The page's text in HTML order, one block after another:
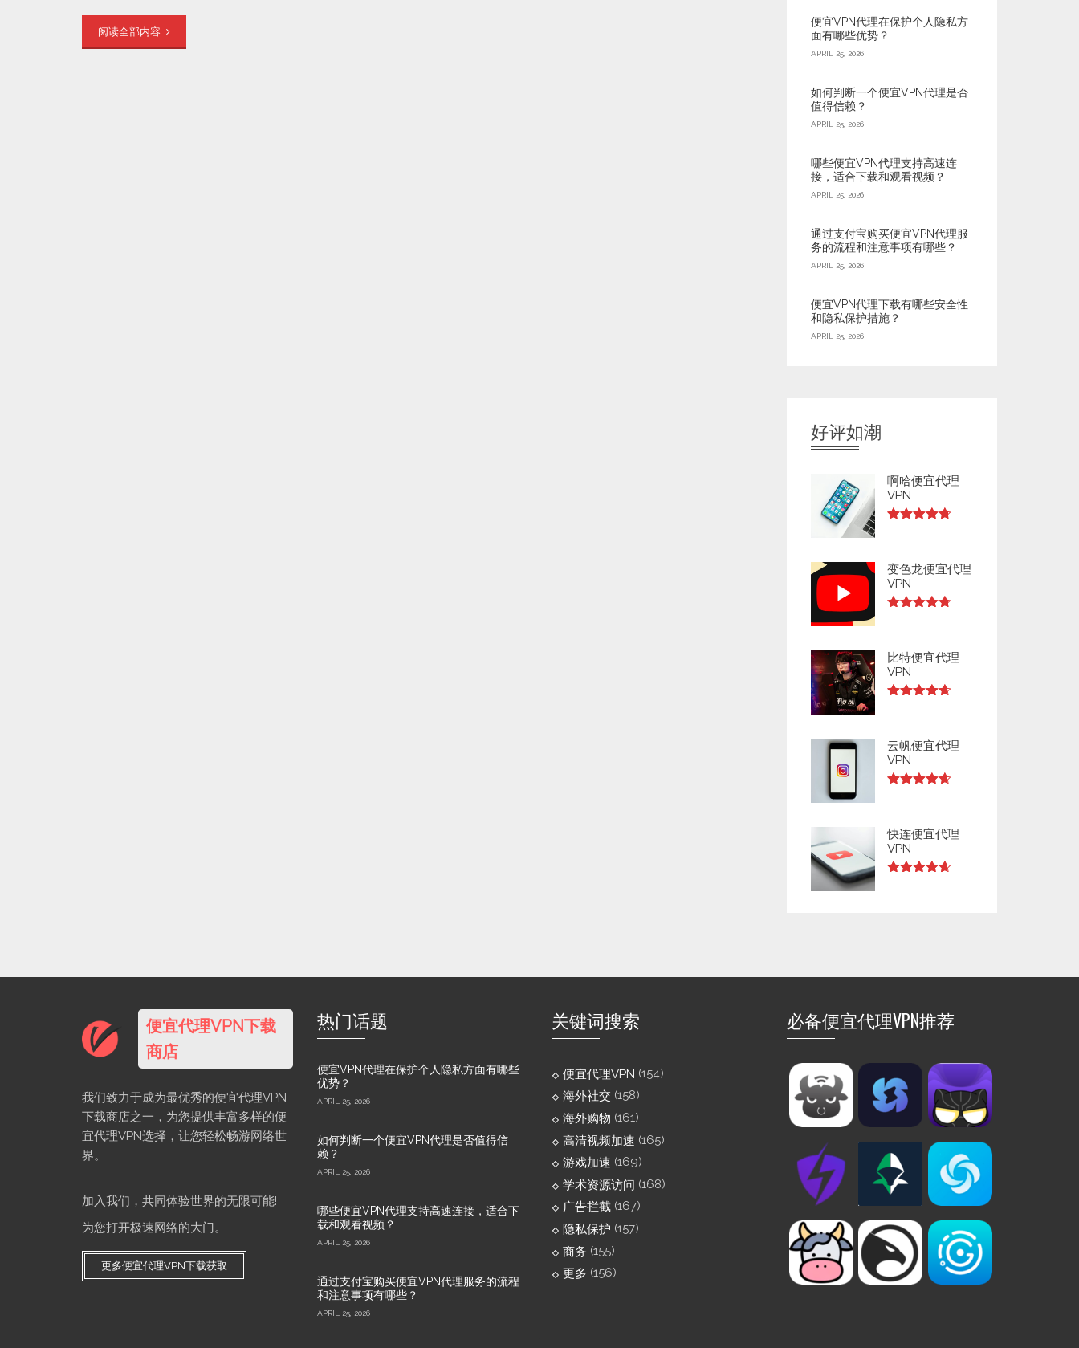
阅读全部内容
便宜VPN代理在保护个人隐私方
面有哪些优势？
APRIL 25, 2026
如何判断一个便宜VPN代理是否
值得信赖？
APRIL 25, 2026
哪些便宜VPN代理支持高速连
接，适合下载和观看视频？
APRIL 25, 2026
通过支付宝购买便宜VPN代理服
务的流程和注意事项有哪些？
APRIL 25, 2026
便宜VPN代理下载有哪些安全性
和隐私保护措施？
APRIL 25, 2026
好评如潮
啊哈便宜代理
VPN
变色龙便宜代理
VPN
比特便宜代理
VPN
云帆便宜代理
VPN
快连便宜代理
VPN
便宜代理VPN下载
商店
我们致力于成为最优秀的便宜代理VPN
下载商店之一，为您提供丰富多样的便
宜代理VPN选择，让您轻松畅游网络世
界。
加入我们，共同体验世界的无限可能!
为您打开极速网络的大门。
更多便宜代理VPN下载获取
热门话题
便宜VPN代理在保护个人隐私方面有哪些
优势？
APRIL 25, 2026
如何判断一个便宜VPN代理是否值得信
赖？
APRIL 25, 2026
哪些便宜VPN代理支持高速连接，适合下
载和观看视频？
APRIL 25, 2026
通过支付宝购买便宜VPN代理服务的流程
和注意事项有哪些？
APRIL 25, 2026
关键词搜索
便宜代理VPN (154)
海外社交 (158)
海外购物 (161)
高清视频加速 (165)
游戏加速 (169)
学术资源访问 (168)
广告拦截 (167)
隐私保护 (157)
商务 (155)
更多 (156)
必备便宜代理VPN推荐